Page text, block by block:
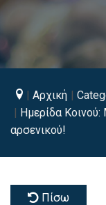
Αρχική
Ημερίδα Κοινού:
αρσενικού!
Πίσω